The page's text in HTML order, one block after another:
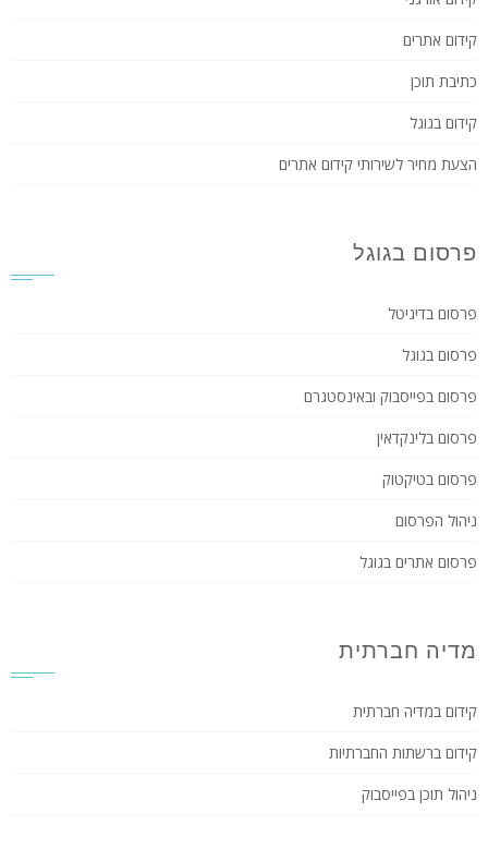
קידום אתרים
כתיבת תוכן
קידום בגוגל
הצעת מחיר לשירותי קידום אתרים
פרסום בגוגל
פרסום בדיגיטל
פרסום בגוגל
פרסום בפייסבוק ובאינסטגרם
פרסום בלינקדאין
פרסום בטיקטוק
ניהול הפרסום
פרסום אתרים בגוגל
מדיה חברתית
קידום במדיה חברתית
קידום ברשתות החברתיות
ניהול תוכן בפייסבוק